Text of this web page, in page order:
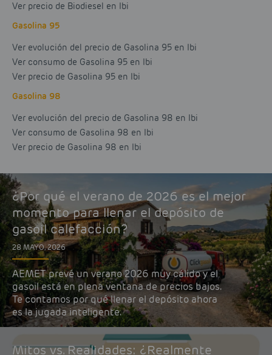
Ver precio de Biodiesel en Ibi
Gasolina 95
Ver evolución del precio de Gasolina 95 en Ibi
Ver consumo de Gasolina 95 en Ibi
Ver precio de Gasolina 95 en Ibi
Gasolina 98
Ver evolución del precio de Gasolina 98 en Ibi
Ver consumo de Gasolina 98 en Ibi
Ver precio de Gasolina 98 en Ibi
¿Por qué el verano de 2026 es el mejor
momento para llenar el depósito de
gasoil calefacción?
28 MAYO, 2026
AEMET prevé un verano 2026 muy cálido y el
gasoil está en plena ventana de precios bajos.
Te contamos por qué llenar el depósito ahora
es la jugada inteligente.
Mitos vs. Realidades: ¿Realmente